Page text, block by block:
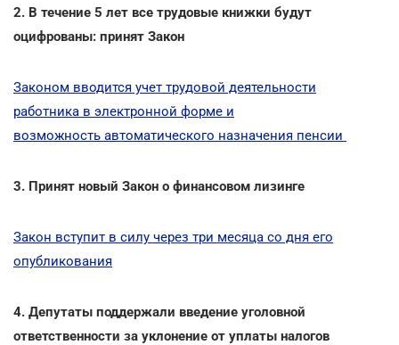
2. В течение 5 лет все трудовые книжки будут
оцифрованы: принят Закон
Законом вводится учет трудовой деятельности
работника в электронной форме и
возможность автоматического назначения пенсии
3. Принят новый Закон о финансовом лизинге
Закон вступит в силу через три месяца со дня его
опубликования
4. Депутаты поддержали введение уголовной
ответственности за уклонение от уплаты налогов